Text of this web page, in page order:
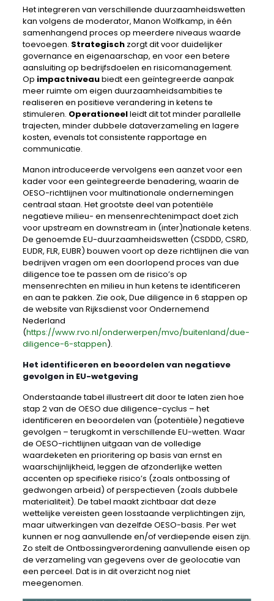
Het integreren van verschillende duurzaamheidswetten
kan volgens de moderator, Manon Wolfkamp, in één
samenhangend proces op meerdere niveaus waarde
toevoegen. Strategischzorgt dit voor duidelijker
governance en eigenaarschap, en voor een betere
aansluiting op bedrijfsdoelen en risicomanagement.
Op impactniveaubiedt een geïntegreerde aanpak
meer ruimte om eigen duurzaamheidsambities te
realiseren en positieve verandering in ketens te
stimuleren. Operationeelleidt dit tot minder parallelle
trajecten, minder dubbele dataverzameling en lagere
kosten, evenals tot consistente rapportage en
communicatie.
Manon introduceerde vervolgens een aanzet voor een
kader voor een geïntegreerde benadering, waarin de
OESO-richtlijnen voor multinationale ondernemingen
centraal staan. Het grootste deel van potentiële
negatieve milieu- en mensenrechtenimpact doet zich
voor upstream en downstream in (inter)nationale ketens.
De genoemde EU-duurzaamheidswetten (CSDDD, CSRD,
EUDR, FLR, EUBR) bouwen voort op deze richtlijnen die van
bedrijven vragen om een doorlopend proces van due
diligence toe te passen om de risico’s op
mensenrechten en milieu in hun ketens te identificeren
en aan te pakken. Zie ook, Due diligence in 6 stappen op
de website van Rijksdienst voor Ondernemend
Nederland
(https://www.rvo.nl/onderwerpen/mvo/buitenland/due-
diligence-6-stappen).
Het identificeren en beoordelen van negatieve
gevolgen in EU-wetgeving
Onderstaande tabel illustreert dit door te laten zien hoe
stap 2 van de OESO due diligence-cyclus – het
identificeren en beoordelen van (potentiële) negatieve
gevolgen – terugkomt in verschillende EU-wetten. Waar
de OESO-richtlijnen uitgaan van de volledige
waardeketen en prioritering op basis van ernst en
waarschijnlijkheid, leggen de afzonderlijke wetten
accenten op specifieke risico’s (zoals ontbossing of
gedwongen arbeid) of perspectieven (zoals dubbele
materialiteit). De tabel maakt zichtbaar dat deze
wettelijke vereisten geen losstaande verplichtingen zijn,
maar uitwerkingen van dezelfde OESO-basis. Per wet
kunnen er nog aanvullende en/of verdiepende eisen zijn.
Zo stelt de Ontbossingverordening aanvullende eisen op
de verzameling van gegevens over de geolocatie van
een perceel. Dat is in dit overzicht nog niet
meegenomen.